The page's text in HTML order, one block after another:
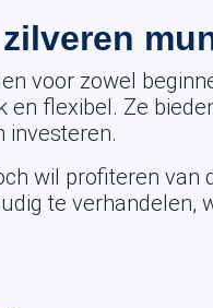
voor zowel
flexibel. Ze
investeren.
wil profiteren van
te verhandelen,